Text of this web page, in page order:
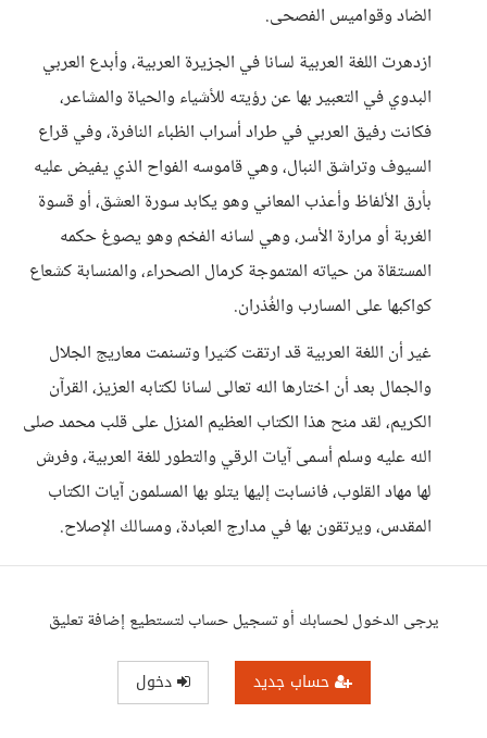
الضاد وقواميس الفصحى.
ازدهرت اللغة العربية لسانا في الجزيرة العربية، وأبدع العربي
البدوي في التعبير بها عن رؤيته للأشياء والحياة والمشاعر،
فكانت رفيق العربي في طراد أسراب الظباء النافرة، وفي قراع
السيوف وتراشق النبال، وهي قاموسه الفواح الذي يفيض عليه
بأرق الألفاظ وأعذب المعاني وهو يكابد سورة العشق، أو قسوة
الغربة أو مرارة الأسر، وهي لسانه الفخم وهو يصوغ حكمه
المستقاة من حياته المتموجة كرمال الصحراء، والمنسابة كشعاع
كواكبها على المسارب والغُدْران.
غير أن اللغة العربية قد ارتقت كثيرا وتسنمت معاريج الجلال
والجمال بعد أن اختارها الله تعالى لسانا لكتابه العزيز، القرآن
الكريم، لقد منح هذا الكتاب العظيم المنزل على قلب محمد صلى
الله عليه وسلم أسمى آيات الرقي والتطور للغة العربية، وفرش
لها مهاد القلوب، فانسابت إليها يتلو بها المسلمون آيات الكتاب
المقدس، ويرتقون بها في مدارج العبادة، ومسالك الإصلاح.
يرجى الدخول لحسابك أو تسجيل حساب لتستطيع إضافة تعليق
حساب جديد دخول